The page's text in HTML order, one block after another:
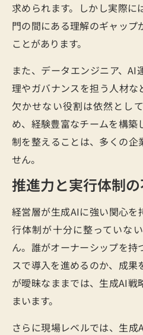
求められます。しかし実際に
門の間にある理解のギャップ
ことがあります。
また、データエンジニア、
理やガバナンスを担う人材な
欠かせない役割は依然とし
め、経験豊富なチームを構
制を整えることは、多くの企
せん。
推進力と実行体制
経営層が生成AIに強い関心を
行体制が十分に整っていな
ん。誰がオーナーシップを持
スで導入を進めるのか、成
が曖昧なままでは、生成AI戦
まいます。
さらに現場レベルでは、生成